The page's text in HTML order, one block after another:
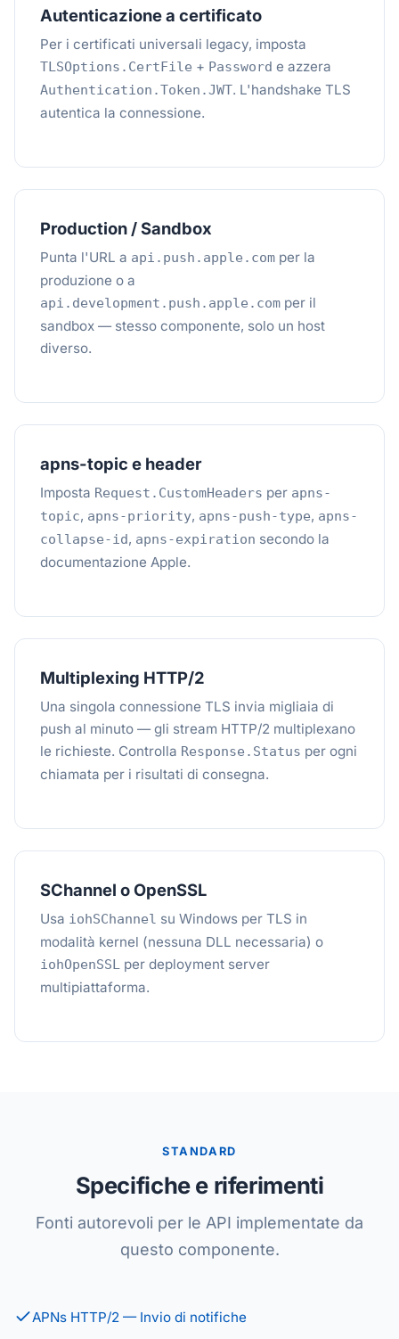
Autenticazione a certificato
Per i certificati universali legacy, imposta
TLSOptions.CertFile + Password e azzera
Authentication.Token.JWT. L'handshake TLS
autentica la connessione.
Production / Sandbox
Punta l'URL a api.push.apple.com per la
produzione o a
api.development.push.apple.com per il
sandbox — stesso componente, solo un host
diverso.
apns-topic e header
Imposta Request.CustomHeaders per apns-
topic, apns-priority, apns-push-type, apns-
collapse-id, apns-expiration secondo la
documentazione Apple.
Multiplexing HTTP/2
Una singola connessione TLS invia migliaia di
push al minuto — gli stream HTTP/2 multiplexano
le richieste. Controlla Response.Status per ogni
chiamata per i risultati di consegna.
SChannel o OpenSSL
Usa iohSChannel su Windows per TLS in
modalità kernel (nessuna DLL necessaria) o
iohOpenSSL per deployment server
multipiattaforma.
STANDARD
Specifiche e riferimenti
Fonti autorevoli per le API implementate da
questo componente.
APNs HTTP/2 — Invio di notifiche